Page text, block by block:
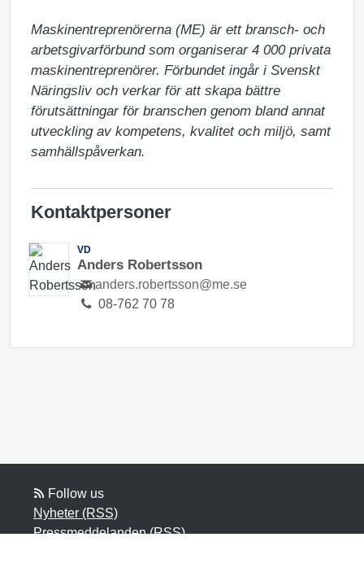
Maskinentreprenörerna (ME) är ett bransch- och
arbetsgivarförbund som organiserar 4 000 privata
maskinentreprenörer. Förbundet ingår i Svenskt
Näringsliv och verkar för att skapa bättre
förutsättningar för branschen genom bland annat
utveckling av kompetens, kvalitet och miljö, samt
samhällspåverkan.
Kontaktpersoner
VD
Anders Robertsson
anders.robertsson@me.se
08-762 70 78
Follow us
Nyheter (RSS)
Pressmeddelanden (RSS)